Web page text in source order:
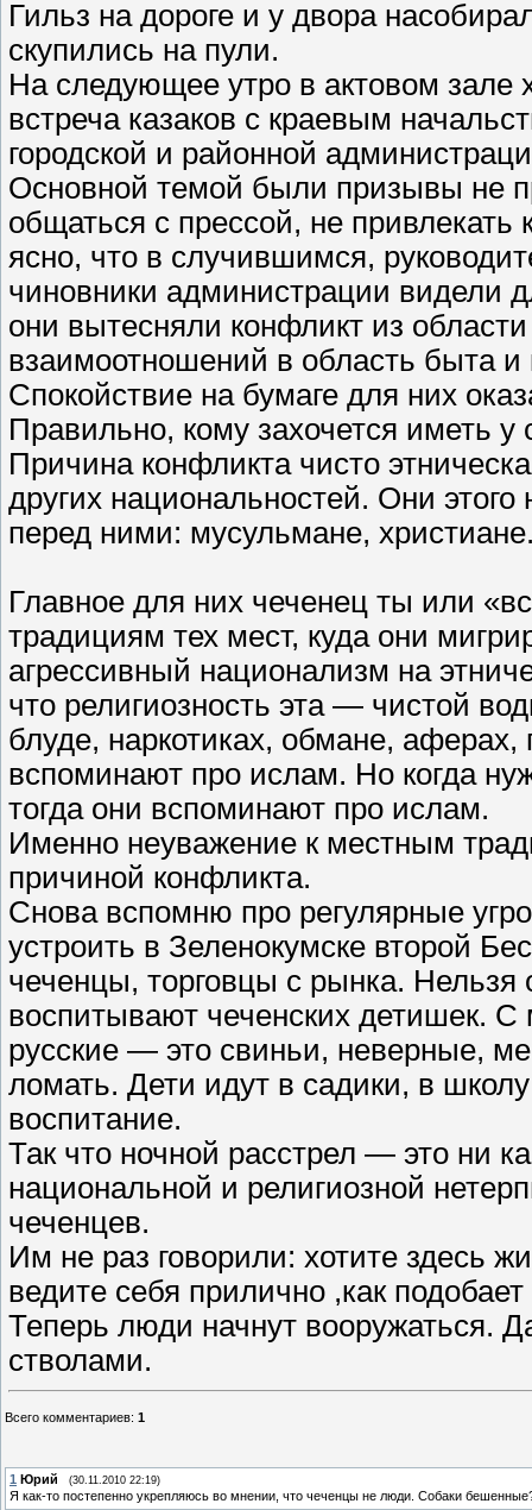
Гильз на дороге и у двора
скупились на пули.
На следующее утро в актовом зале
встреча казаков с краевым
городской и районной
Основной темой были призывы не
общаться с прессой, не
ясно, что в случившимся,
чиновники администрации видели
они вытесняли конфликт из
взаимоотношений в область быта и
Спокойствие на бумаге для них
Правильно, кому захочется иметь у
Причина конфликта чисто
других национальностей. Они
перед ними: мусульмане,
Главное для них чеченец ты или
традициям тех мест, куда они
агрессивный национализм на
что религиозность эта — чистой
блуде, наркотиках, обмане, аферах,
вспоминают про ислам. Но когда
тогда они вспоминают про ислам.
Именно неуважение к местным
причиной конфликта.
Снова вспомню про регулярные
устроить в Зеленокумске второй
чеченцы, торговцы с рынка.
воспитывают чеченских детишек. С
русские — это свиньи, неверные,
ломать. Дети идут в садики, в
воспитание.
Так что ночной расстрел — это ни
национальной и религиозной
чеченцев.
Им не раз говорили: хотите здесь
ведите себя прилично ,как
Теперь люди начнут вооружаться.
стволами.
Всего комментариев: 1
1 Юрий (30.11.2010 22:19)
Я как-то постепенно укрепляюсь во мнении, что чеченцы не люди. Собаки